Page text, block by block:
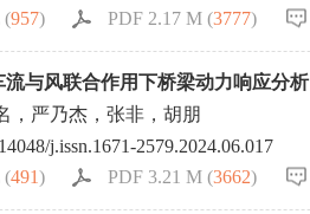
(957) PDF 2.17 M (3777)
与风联合作用下桥梁动力响应分析
，严乃杰，张非，胡朋
j.issn.1671-2579.2024.06.017
(491) PDF 3.21 M (3662)